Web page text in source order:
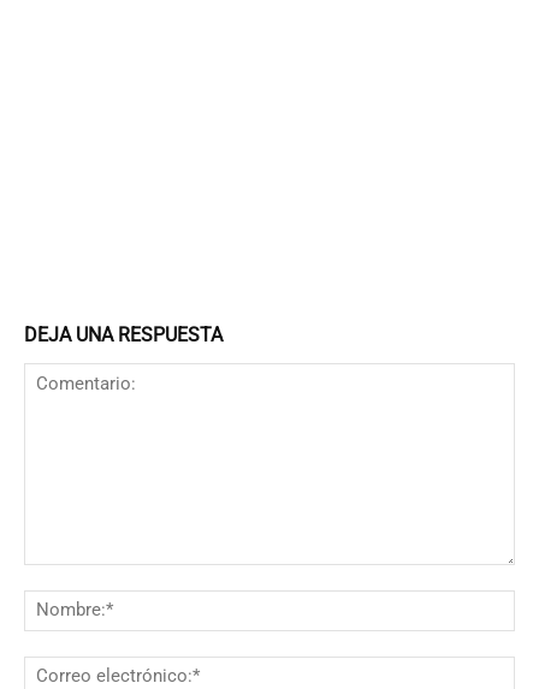
DEJA UNA RESPUESTA